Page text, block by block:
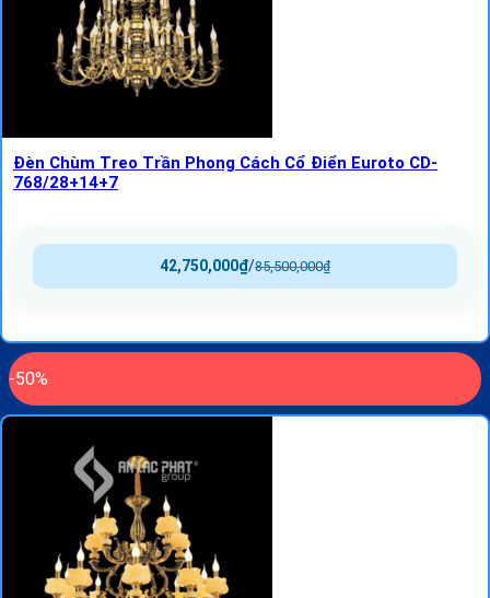
Đèn Chùm Treo Trần Phong Cách Cổ Điển Euroto CD-
768/28+14+7
85,500,000₫
/
42,750,000₫
-50%